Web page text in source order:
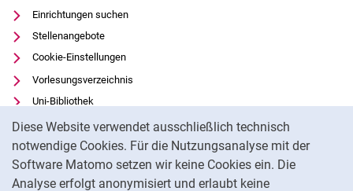
Diese Website verwendet ausschließlich technisch
notwendige Cookies. Für die Nutzungsanalyse mit der
Software Matomo setzen wir keine Cookies ein. Die
Analyse erfolgt anonymisiert und erlaubt keine
Einrichtungen suchen
Stellenangebote
Cookie-Einstellungen
Vorlesungsverzeichnis
Uni-Bibliothek
Moodle
Panopto
Datenschutz
Barrierefreiheit